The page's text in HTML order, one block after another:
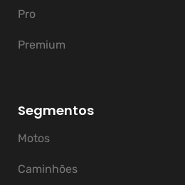
Pro
Premium
Segmentos
Motos
Caminhões